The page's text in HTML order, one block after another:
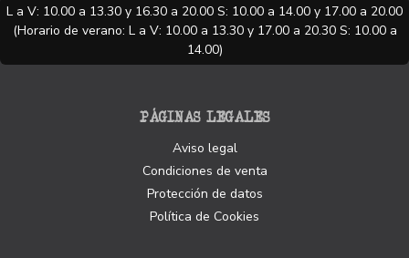
L a V: 10.00 a 13.30 y 16.30 a 20.00 S: 10.00 a 14.00 y 17.00 a 20.00
(Horario de verano: L a V: 10.00 a 13.30 y 17.00 a 20.30 S: 10.00 a
14.00)
PÁGINAS LEGALES
Aviso legal
Condiciones de venta
Protección de datos
Política de Cookies